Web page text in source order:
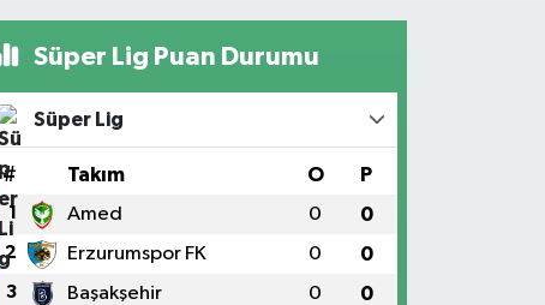
Süper Lig Puan Durumu
Süper Lig
# Takım O P
1 Amed 0 0
2 Erzurumspor FK 0 0
3 Başakşehir 0 0